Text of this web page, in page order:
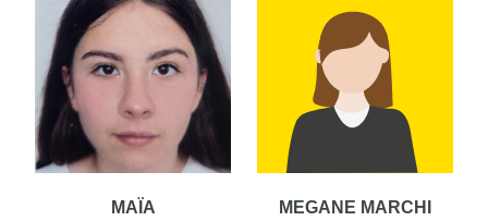
MAÏA MEGANE MARCHI